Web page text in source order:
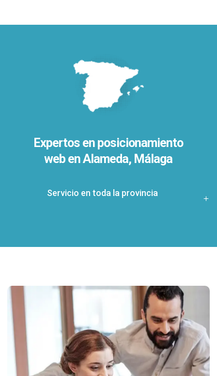
Expertos en posicionamiento
web en Alameda, Málaga
Servicio en toda la provincia